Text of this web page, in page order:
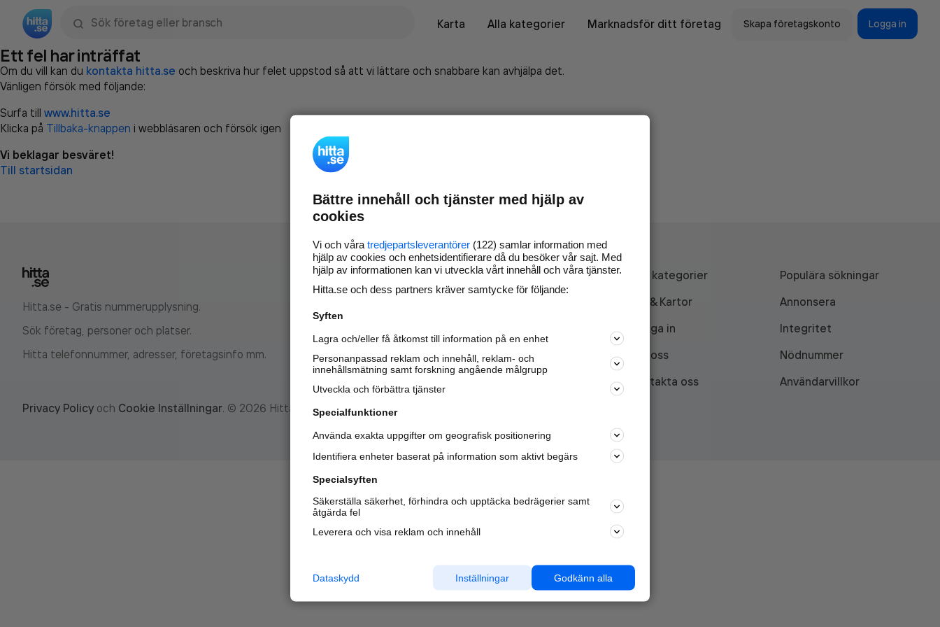
Karta
Alla kategorier Marknadsför ditt företag Skapa företagskonto Logga in
Ett fel har inträffat
Om du vill kan du kontakta hitta.se och beskriva hur felet uppstod så att vi lättare och snabbare kan avhjälpa det.
Vänligen försök med följande:
Surfa till www.hitta.se
Klicka på Tillbaka-knappen i webbläsaren och försök igen
Vi beklagar besväret!
Till startsidan
Hitta.se - Gratis nummerupplysning.
Sök företag, personer och platser.
Hitta telefonnummer, adresser, företagsinfo mm.
Marknadsför företaget på
nya kunder och
samarbetspartners nära dig.
Läs mer här
Alla kategorier
Populära sökningar
API & Kartor
Annonsera
Logga in
Integritet
Om oss
Nödnummer
Kontakta oss
Användarvillkor
Privacy Policy och Cookie Inställningar. © 2026 Hitta.se
Bättre innehåll och tjänster med hjälp av
cookies
Vi och våra tredjepartsleverantörer (122) samlar information med
hjälp av cookies och enhetsidentifierare då du besöker vår sajt. Med
hjälp av informationen kan vi utveckla vårt innehåll och våra tjänster.
Hitta.se och dess partners kräver samtycke för följande:
Syften
Lagra och/eller få åtkomst till information på en enhet
Personanpassad reklam och innehåll, reklam- och
innehållsmätning samt forskning angående målgrupp
Utveckla och förbättra tjänster
Specialfunktioner
Använda exakta uppgifter om geografisk positionering
Identifiera enheter baserat på information som aktivt begärs
Specialsyften
Säkerställa säkerhet, förhindra och upptäcka bedrägerier samt
åtgärda fel
Leverera och visa reklam och innehåll
Godkänn alla
Inställningar
Dataskydd